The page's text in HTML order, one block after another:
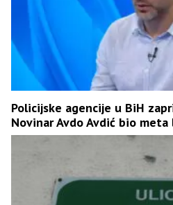
Policijske agencije u BiH
Novinar Avdo Avdić bio